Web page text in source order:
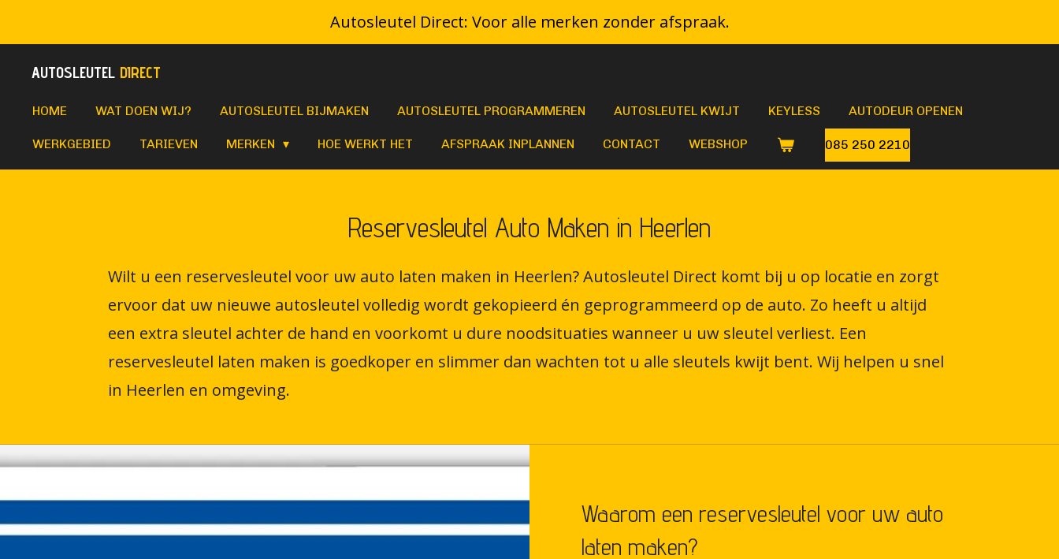
direct
naar
Autosleutel Direct: Voor alle merken zonder afspraak.
AUTOSLEUTEL DIRECT
HOME WAT DOEN WIJ? AUTOSLEUTEL BIJMAKEN AUTOSLEUTEL PROGRAMMEREN AUTOSLEUTEL KWIJT KEYLESS AUTODEUR OPENEN
WERKGEBIED TARIEVEN MERKEN HOE WERKT HET AFSPRAAK INPLANNEN CONTACT WEBSHOP 085 250 2210
Reservesleutel Auto Maken in Heerlen
Wilt u een reservesleutel voor uw auto laten maken in Heerlen? Autosleutel Direct komt bij u op locatie en zorgt
ervoor dat uw nieuwe autosleutel volledig wordt gekopieerd én geprogrammeerd op de auto. Zo heeft u altijd
een extra sleutel achter de hand en voorkomt u dure noodsituaties wanneer u uw sleutel verliest. Een
reservesleutel laten maken is goedkoper en slimmer dan wachten tot u alle sleutels kwijt bent. Wij helpen u snel
in Heerlen en omgeving.
Waarom een reservesleutel voor uw auto
laten maken?